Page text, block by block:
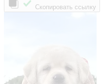
Скопировать ссылку